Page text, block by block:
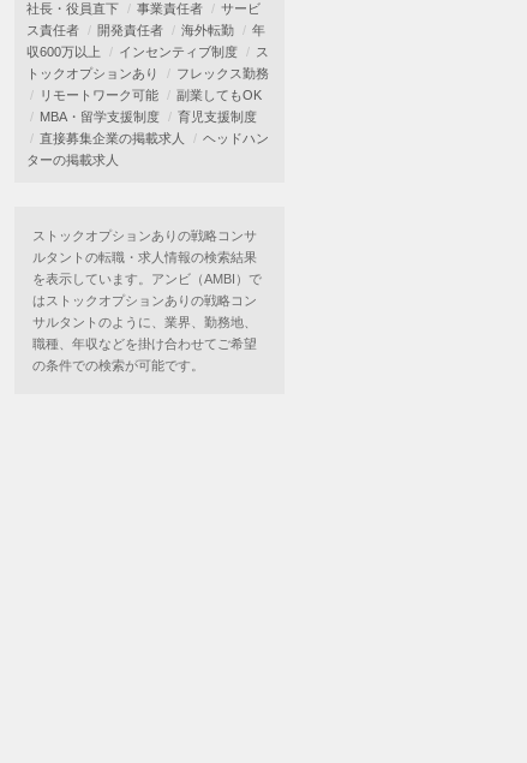
社長・役員直下
事業責任者
サービ
ス責任者
開発責任者 海外転勤
年
収600万以上
インセンティブ制度
ス
トックオプションあり
フレックス勤務
リモートワーク可能
副業してもOK
MBA・留学支援制度
育児支援制度
直接募集企業の掲載求人
ヘッドハン
ターの掲載求人
ストックオプションありの戦略コンサ
ルタントの転職・求人情報の検索結果
を表示しています。アンビ（AMBI）で
はストックオプションありの戦略コン
サルタントのように、業界、勤務地、
職種、年収などを掛け合わせてご希望
の条件での検索が可能です。